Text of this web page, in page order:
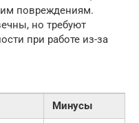
повреждениям.
но требуют
при работе из-за
Минусы